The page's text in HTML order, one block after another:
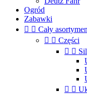
Ogród
Zabawki
  Cały
  Części
 
 